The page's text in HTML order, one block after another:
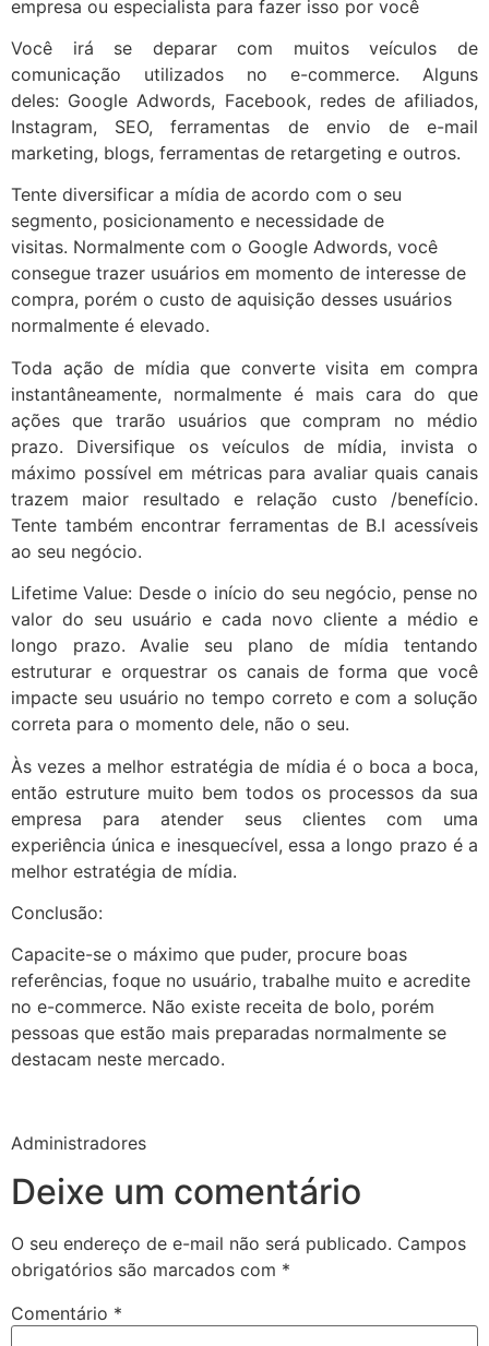
empresa ou especialista para fazer isso por você
Você irá se deparar com muitos veículos de
comunicação utilizados no e-commerce. Alguns
deles: Google Adwords, Facebook, redes de afiliados,
Instagram, SEO, ferramentas de envio de e-mail
marketing, blogs, ferramentas de retargeting e outros.
Tente diversificar a mídia de acordo com o seu
segmento, posicionamento e necessidade de
visitas. Normalmente com o Google Adwords, você
consegue trazer usuários em momento de interesse de
compra, porém o custo de aquisição desses usuários
normalmente é elevado.
Toda ação de mídia que converte visita em compra
instantâneamente, normalmente é mais cara do que
ações que trarão usuários que compram no médio
prazo. Diversifique os veículos de mídia, invista o
máximo possível em métricas para avaliar quais canais
trazem maior resultado e relação custo /benefício.
Tente também encontrar ferramentas de B.I acessíveis
ao seu negócio.
Lifetime Value: Desde o início do seu negócio, pense no
valor do seu usuário e cada novo cliente a médio e
longo prazo. Avalie seu plano de mídia tentando
estruturar e orquestrar os canais de forma que você
impacte seu usuário no tempo correto e com a solução
correta para o momento dele, não o seu.
Às vezes a melhor estratégia de mídia é o boca a boca,
então estruture muito bem todos os processos da sua
empresa para atender seus clientes com uma
experiência única e inesquecível, essa a longo prazo é a
melhor estratégia de mídia.
Conclusão:
Capacite-se o máximo que puder, procure boas
referências, foque no usuário, trabalhe muito e acredite
no e-commerce. Não existe receita de bolo, porém
pessoas que estão mais preparadas normalmente se
destacam neste mercado.
Administradores
Deixe um comentário
O seu endereço de e-mail não será publicado. Campos
obrigatórios são marcados com *
Comentário *